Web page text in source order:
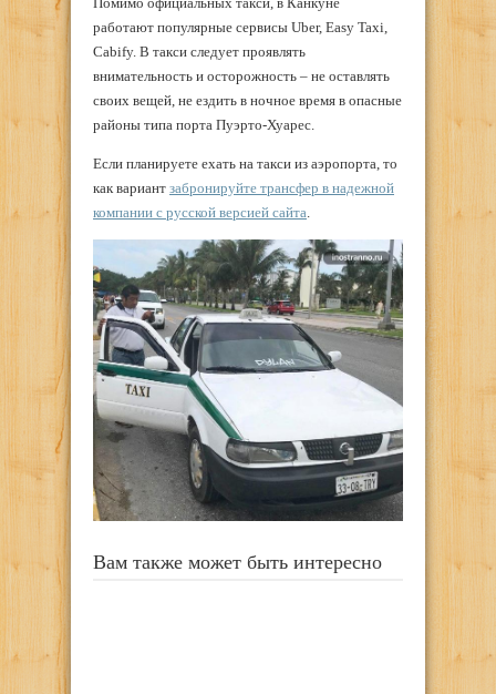
работают популярные сервисы Uber, Easy Taxi,
Cabify. В такси следует проявлять
внимательность и осторожность – не оставлять
своих вещей, не ездить в ночное время в опасные
районы типа порта Пуэрто-Хуарес.
Если планируете ехать на такси из аэропорта, то
как вариант забронируйте трансфер в надежной
компании с русской версией сайта.
Вам также может быть интересно